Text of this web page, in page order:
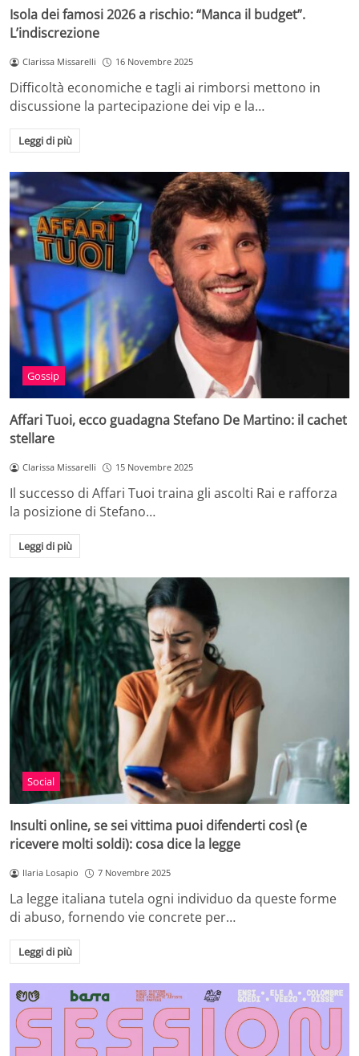
Isola dei famosi 2026 a rischio: “Manca il budget”.
L’indiscrezione
Clarissa Missarelli 16 Novembre 2025
Difficoltà economiche e tagli ai rimborsi mettono in
discussione la partecipazione dei vip e la…
Leggi di più
Gossip
Affari Tuoi, ecco guadagna Stefano De Martino: il cachet
stellare
Clarissa Missarelli 15 Novembre 2025
Il successo di Affari Tuoi traina gli ascolti Rai e rafforza
la posizione di Stefano…
Leggi di più
Social
Insulti online, se sei vittima puoi difenderti così (e
ricevere molti soldi): cosa dice la legge
Ilaria Losapio 7 Novembre 2025
La legge italiana tutela ogni individuo da queste forme
di abuso, fornendo vie concrete per…
Leggi di più